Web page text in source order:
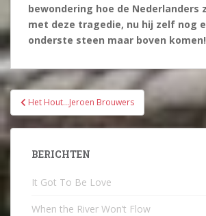
bewondering hoe de Nederlanders
met deze tragedie, nu hij zelf nog
onderste steen maar boven komen!
Bericht
navigatie
Het Hout…Jeroen Brouwers
BERICHTEN
It Got To Be Love
When the River Won’t Flow